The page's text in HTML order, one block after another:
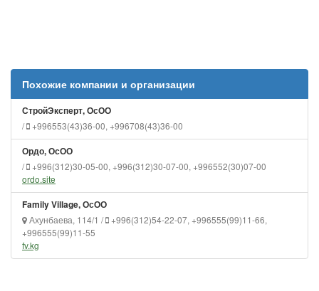
Похожие компании и организации
СтройЭксперт, ОсОО
/ +996553(43)36-00, +996708(43)36-00
Ордо, ОсОО
/
+996(312)30-05-00, +996(312)30-07-00, +996552(30)07-00
ordo.site
Family Village, ОсОО
Ахунбаева, 114/1 /
+996(312)54-22-07, +996555(99)11-66,
+996555(99)11-55
fv.kg